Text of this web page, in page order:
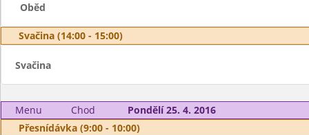
Oběd
Svačina (14:00 - 15:00)
Svačina
Menu Chod
Pondělí 25. 4. 2016
Přesnídávka (9:00 - 10:00)